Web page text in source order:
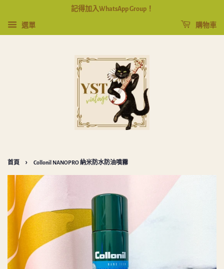
記得加入WhatsApp Group！
選單 購物車
首頁 › Collonil NANOPRO 納米防水防油噴霧